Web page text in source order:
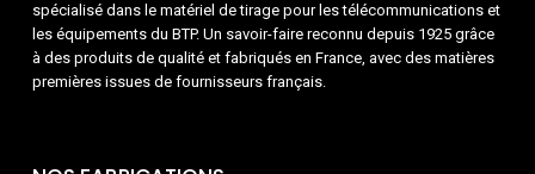
spécialisé dans le matériel de tirage pour les télécommunications et
les équipements du BTP. Un savoir-faire reconnu depuis 1925 grâce
à des produits de qualité et fabriqués en France, avec des matières
premières issues de fournisseurs français.